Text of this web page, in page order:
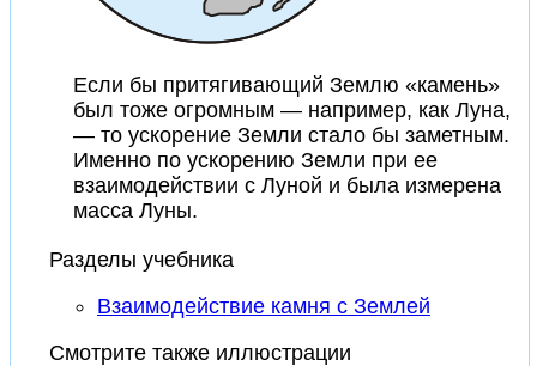
Если бы притягивающий Землю «камень»
был тоже огромным — например, как Луна,
— то ускорение Земли стало бы заметным.
Именно по ускорению Земли при ее
взаимодействии с Луной и была измерена
масса Луны.
Разделы учебника
Взаимодействие камня с Землей
Смотрите также иллюстрации